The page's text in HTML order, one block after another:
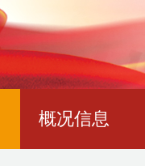
概况信息